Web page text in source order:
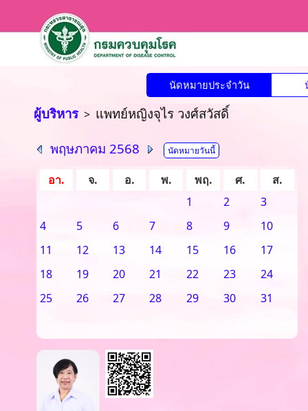
นัดหมายประจำวัน
ผู้บริหาร> แพทย์หญิงจุไร วงศ์สวัสดิ์
พฤษภาคม 2568 นัดหมายวันนี้
อา. จ. อ. พ. พฤ. ศ.
ส.
1
2
3
4
5 6 7 8 9
10
11
12 13 14 15 16
17
18
19 20 21 22 23
24
25
26 27 28 29 30 31